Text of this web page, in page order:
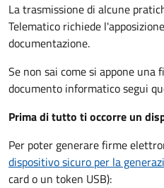
La trasmissione di alcune
Telematico richiede
documentazione.
Se non sai come si appone
documento informatico segui
Prima di tutto ti occorre un
Per poter generare firme
dispositivo sicuro per la
card o un token USB):